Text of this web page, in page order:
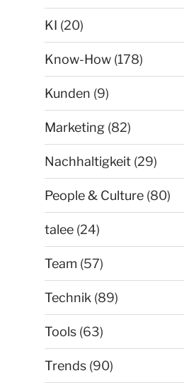
KI (20)
Know-How (178)
Kunden (9)
Marketing (82)
Nachhaltigkeit (29)
People & Culture (80)
talee (24)
Team (57)
Technik (89)
Tools (63)
Trends (90)